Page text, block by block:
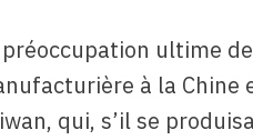
préoccupation ultime
à la Chine
qui, s’il se